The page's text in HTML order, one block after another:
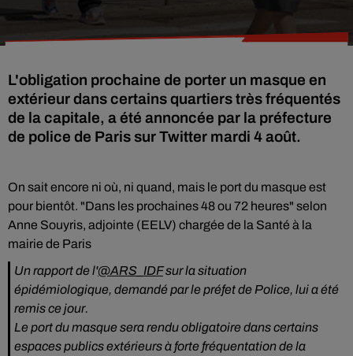
L'obligation prochaine de porter un masque en
extérieur dans certains quartiers très fréquentés
de la capitale, a été annoncée par la préfecture
de police de Paris sur Twitter mardi 4 août.
On sait encore ni où, ni quand, mais le port du masque est
pour bientôt. "Dans les prochaines 48 ou 72 heures" selon
Anne Souyris, adjointe (EELV) chargée de la Santé à la
mairie de Paris
Un rapport de l'@ARS_IDFsur la situation
épidémiologique, demandé par le préfet de Police, lui a été
remis ce jour.
Le port du masque sera rendu obligatoire dans certains
espaces publics extérieurs à forte fréquentation de la